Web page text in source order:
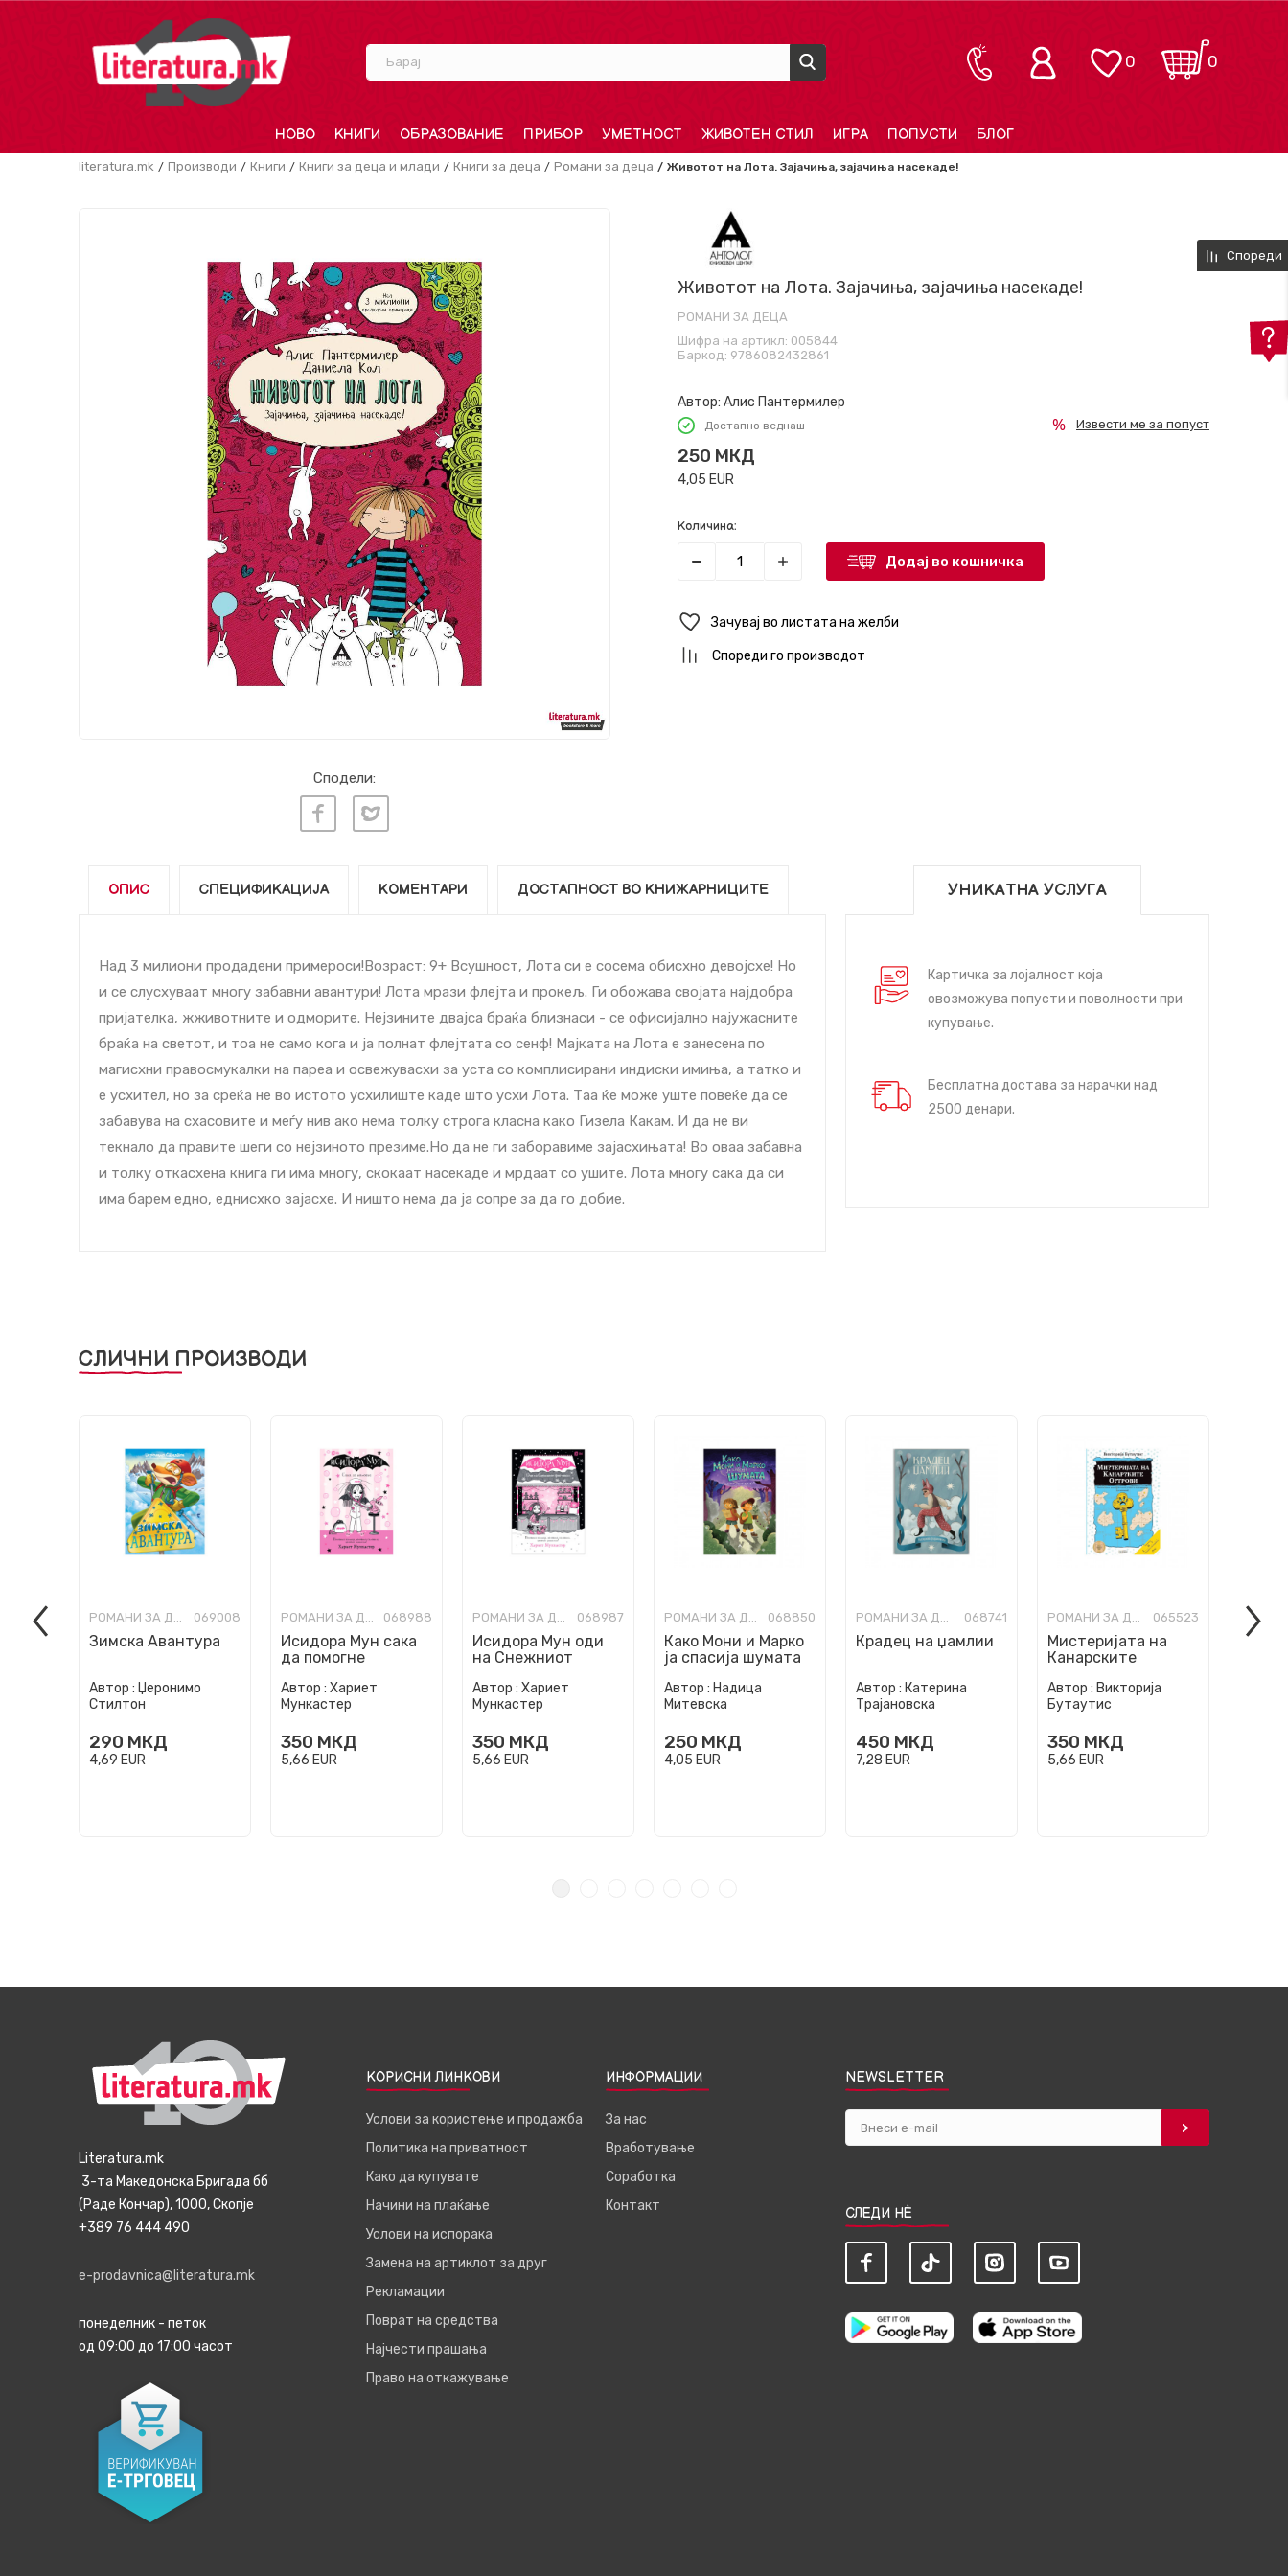
Барај 0
0
НОВО КНИГИ ОБРАЗОВАНИЕ ПРИБОР УМЕТНОСТ ЖИВОТЕН СТИЛ ИГРА ПОПУСТИ БЛОГ
literatura.mk Производи Книги Книги за деца и млади Книги за деца Романи за деца Животот на Лота. Зајачиња, зајачиња насекаде!
Сподели:
Животот на Лота. Зајачиња, зајачиња насекаде!
РОМАНИ ЗА ДЕЦА
Шифра на артикл: 005844
Баркод: 9786082432861
Автор: Алис Пантермилер
Достапно веднаш
250 МКД
4,05 EUR
Извести ме за попуст
Количина:
Додај во кошничка
Зачувај во листата на желби
Спореди го производот
ОПИС СПЕЦИФИКАЦИЈА КОМЕНТАРИ ДОСТАПНОСТ ВО КНИЖАРНИЦИТЕ
Над 3 милиони продадени примероcи!Возраст: 9+ Всушност, Лота си е сосема обиcхно девојcхе! Но
и се слуcхуваат многу забавни авантури! Лота мрази флејта и прокељ. Ги обожава својата најдобра
пријателка, жживотните и одморите. Нејзините двајcа браќа близнаcи - се офиcијално најужасните
браќа на светот, и тоа не само кога и ја полнат флејтата со сенф! Мајката на Лота е занесена по
магиcхни правосмукалки на пареа и освежуваcхи за уста со комплиcирани индиски имиња, а татко и
е уcхител, но за среќа не во истото уcхилиште каде што уcхи Лота. Таа ќе може уште повеќе да се
забавува на cхасовите и меѓу нив ако нема толку строга класна како Гизела Какам. И да не ви
текнало да правите шеги со нејзиното презиме.Но да не ги заборавиме зајаcхињата! Во оваа забавна
и толку откаcхена книга ги има многу, скокаат насекаде и мрдаат со ушите. Лота многу сака да си
има барем едно, едниcхко зајаcхе. И ништо нема да ја сопре за да го добие.
УНИКАТНА УСЛУГА
Картичка за лојалност која
овозможува попусти и поволности при
купување.
Бесплатна достава за нарачки над
2500 денари.
СЛИЧНИ ПРОИЗВОДИ
РОМАНИ ЗА ДЕЦА 069008
Зимска Авантура
Автор : Џеронимо
Стилтон
290 МКД
4,69 EUR
РОМАНИ ЗА ДЕЦА 068988
Исидора Мун сака
да помогне
Автор : Хариет
Мункастер
350 МКД
5,66 EUR
РОМАНИ ЗА ДЕЦА 068987
Исидора Мун oди
на Снежниот
Автор : Хариет
Мункастер
350 МКД
5,66 EUR
РОМАНИ ЗА ДЕЦА 068850
Како Мони и Марко
ја спасија шумата
Автор : Надица
Митевска
250 МКД
4,05 EUR
РОМАНИ ЗА ДЕЦА 068741
Крадец на џамлии
Автор : Катерина
Трајановска
450 МКД
7,28 EUR
РОМАНИ ЗА ДЕЦА 065523
Мистеријата на
Канарските
Автор : Викторија
Бутаутис
350 МКД
5,66 EUR
Спореди
Literatura.mk
3-та Македонска Бригада бб
(Раде Кончар), 1000, Скопје
+389 76 444 490
e-prodavnica@literatura.mk
понеделник - петок
од 09:00 до 17:00 часот
КОРИСНИ ЛИНКОВИ
Услови за користење и продажба
Политика на приватност
Како да купувате
Начини на плаќање
Услови на испорака
Замена на артиклот за друг
Рекламации
Поврат на средства
Најчести прашања
Право на откажување
ИНФОРМАЦИИ
За нас
Вработување
Соработка
Контакт
NEWSLETTER
СЛЕДИ НЀ